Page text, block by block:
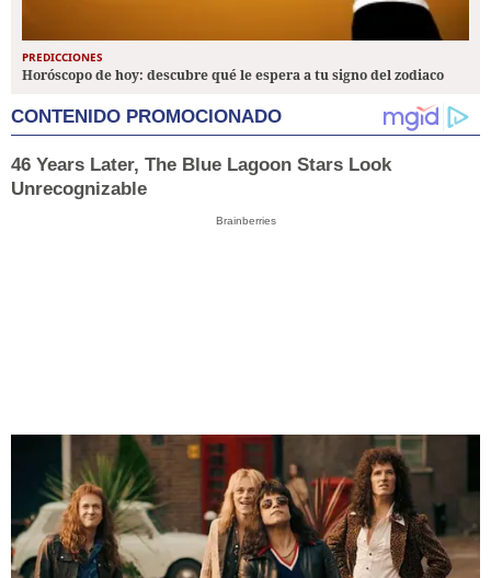
PREDICCIONES
Horóscopo de hoy: descubre qué le espera a tu signo del zodiaco
CONTENIDO PROMOCIONADO
46 Years Later, The Blue Lagoon Stars Look
Unrecognizable
Brainberries